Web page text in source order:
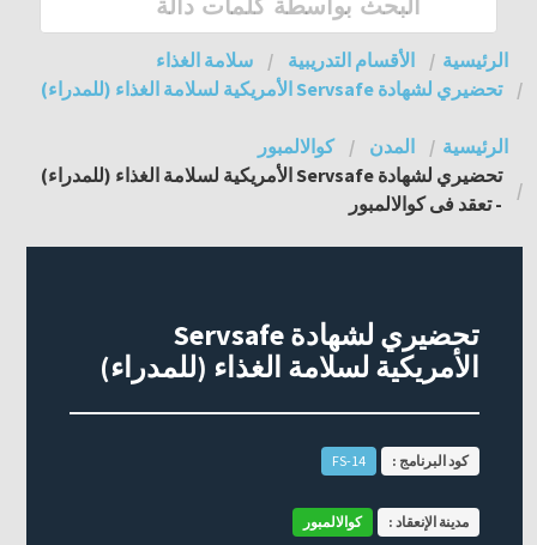
الرئيسية الأقسام التدريبية
سلامة الغذاء
تحضيري لشهادة Servsafe الأمريكية لسلامة الغذاء (للمدراء)
الرئيسية المدن
كوالالمبور
تحضيري لشهادة Servsafe الأمريكية لسلامة الغذاء (للمدراء)
- تعقد فى كوالالمبور
تحضيري لشهادة Servsafe
الأمريكية لسلامة الغذاء (للمدراء)
كود البرنامج : FS-14
مدينة الإنعقاد : كوالالمبور